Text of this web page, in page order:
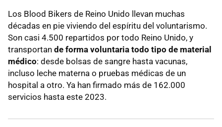
Los Blood Bikers de Reino Unido llevan muchas
décadas en pie viviendo del espíritu del voluntarismo.
Son casi 4.500 repartidos por todo Reino Unido, y
transportan de forma voluntaria todo tipo de material
médico: desde bolsas de sangre hasta vacunas,
incluso leche materna o pruebas médicas de un
hospital a otro. Ya han firmado más de 162.000
servicios hasta este 2023.